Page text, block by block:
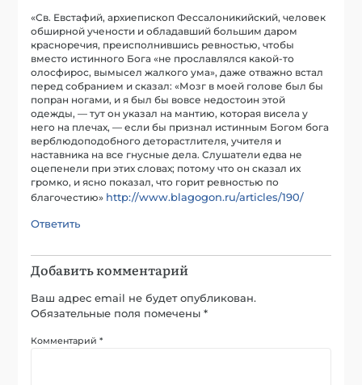
«Св. Евстафий, архиепископ Фессалоникийский, человек
обширной учености и обладавший большим даром
красноречия, преисполнившись ревностью, чтобы
вместо истинного Бога «не прославлялся какой-то
олосфирос, вымысел жалкого ума», даже отважно встал
перед собранием и сказал: «Мозг в моей голове был бы
попран ногами, и я был бы вовсе недостоин этой
одежды, — тут он указал на мантию, которая висела у
него на плечах, — если бы признал истинным Богом бога
верблюдоподобного деторастлителя, учителя и
наставника на все гнусные дела. Слушатели едва не
оцепенели при этих словах; потому что он сказал их
громко, и ясно показал, что горит ревностью по
благочестию» http://www.blagogon.ru/articles/190/
Ответить
Добавить комментарий
Ваш адрес email не будет опубликован.
Обязательные поля помечены*
Комментарий*